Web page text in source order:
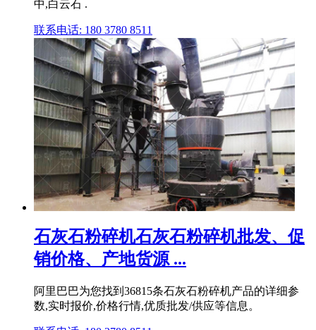
中,白云石 .
联系电话: 180 3780 8511
石灰石粉碎机石灰石粉碎机批发、促
销价格、产地货源 ...
阿里巴巴为您找到36815条石灰石粉碎机产品的详细参
数,实时报价,价格行情,优质批发/供应等信息。